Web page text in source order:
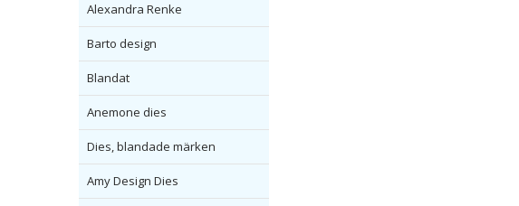
Alexandra Renke
Barto design
Blandat
Anemone dies
Dies, blandade märken
Amy Design Dies